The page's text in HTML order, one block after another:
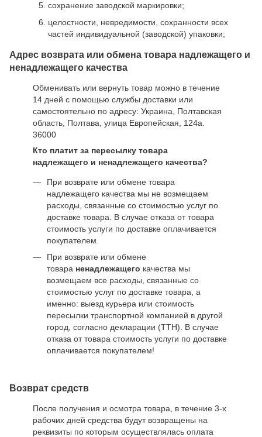
сохранение заводской маркировки;
целостности, невредимости, сохранности всех
частей индивидуальной (заводской) упаковки;
Адрес возврата или обмена товара надлежащего и
ненадлежащего качества
Обменивать или вернуть товар можно в течение
14 дней с помощью службы доставки или
самостоятельно по адресу: Украина, Полтавская
область, Полтава, улица Европейская, 124а.
36000
Кто платит за пересылку товара
надлежащего и ненадлежащего качества?
При возврате или обмене товара
надлежащего качества мы не возмещаем
расходы, связанные со стоимостью услуг по
доставке товара. В случае отказа от товара
стоимость услуги по доставке оплачивается
покупателем.
При возврате или обмене
товара ненадлежащего качества мы
возмещаем все расходы, связанные со
стоимостью услуг по доставке товара, а
именно: выезд курьера или стоимость
пересылки транспортной компанией в другой
город, согласно декларации (ТТН). В случае
отказа от товара стоимость услуги по доставке
оплачивается покупателем!
Возврат средств
После получения и осмотра товара, в течение 3-х
рабочих дней средства будут возвращены на
реквизиты по которым осуществлялась оплата